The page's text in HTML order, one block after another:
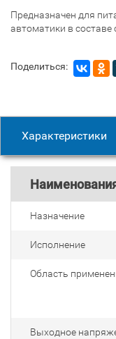
Предназначен для
автоматики в
Поделиться:
Характеристики
Назначение
Исполнение
Область
Выходное